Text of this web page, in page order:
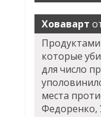
Ховаварт
которые
для число
места
Федоренко,